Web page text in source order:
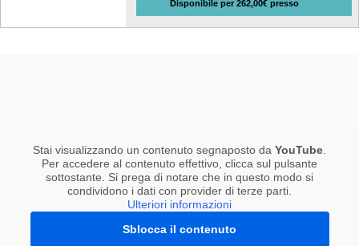
Disponibile per 262,00€ presso
Stai visualizzando un contenuto segnaposto da YouTube
Per accedere al contenuto effettivo, clicca sul pulsante
sottostante. Si prega di notare che in questo modo si
condividono i dati con provider di terze parti.
Ulteriori informazioni
Sblocca il contenuto